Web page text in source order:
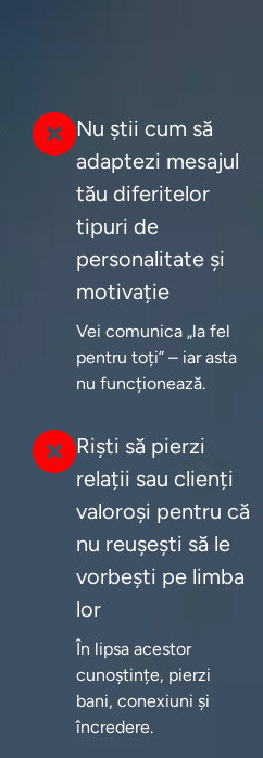
Nu știi cum să
adaptezi mesajul
tău diferitelor
tipuri de
personalitate și
motivație
Vei comunica „la fel
pentru toți” – iar asta
nu funcționează.
Riști să pierzi
relații sau clienți
valoroși pentru că
nu reușești să le
vorbești pe limba
lor
În lipsa acestor
cunoștințe, pierzi
bani, conexiuni și
încredere.